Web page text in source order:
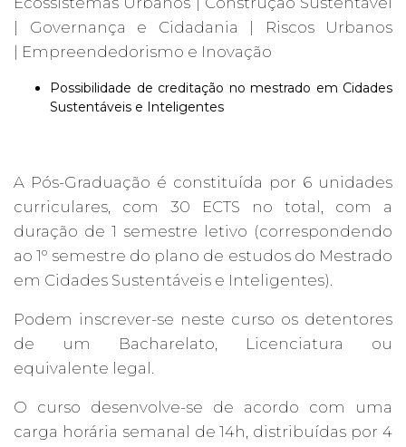
| Governança e Cidadania | Riscos Urbanos
| Empreendedorismo e Inovação
Possibilidade de creditação no mestrado em Cidades
Sustentáveis e Inteligentes
A Pós-Graduação é constituída por 6 unidades
curriculares, com 30 ECTS no total, com a
duração de 1 semestre letivo (correspondendo
ao 1º semestre do plano de estudos do Mestrado
em Cidades Sustentáveis e Inteligentes).
Podem inscrever-se neste curso os detentores
de um Bacharelato, Licenciatura ou
equivalente legal.
O curso desenvolve-se de acordo com uma
carga horária semanal de 14h, distribuídas por 4